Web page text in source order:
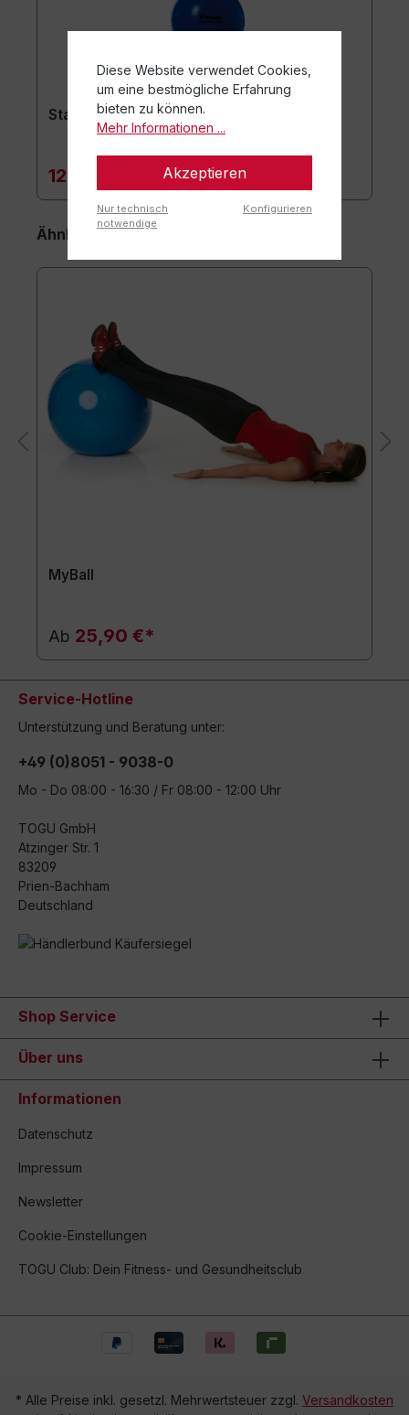
Stapelhilfe 3er Set
129,90 €*
Ähnliche Artikel
MyBall
Ab 25,90 €*
Service-Hotline
Unterstützung und Beratung unter:
+49 (0)8051 - 9038-0
Mo - Do 08:00 - 16:30 / Fr 08:00 - 12:00 Uhr
TOGU GmbH
Atzinger Str. 1
83209
Prien-Bachham
Deutschland
Shop Service
Über uns
Informationen
Datenschutz
Impressum
Newsletter
Cookie-Einstellungen
TOGU Club: Dein Fitness- und Gesundheitsclub
* Alle Preise inkl. gesetzl. Mehrwertsteuer zzgl. Versandkosten
Diese Website verwendet Cookies,
um eine bestmögliche Erfahrung
bieten zu können.
Mehr Informationen ...
Akzeptieren
Nur technisch
notwendige
Konfigurieren